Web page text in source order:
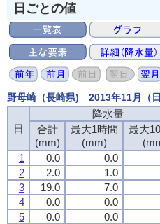
日ごとの値
野母崎（長崎県) 2013年11月（
日
降水量
合計
(mm)
最大1時間
(mm)
最大
1
0.0 0.0
2
2.0 1.0
3
19.0 7.0
4
0.0 0.0
5
0.0 0.0
日
降水量
合計
(mm)
最大1時間
(mm)
最大
1
0.0 0.0
2
2.0 1.0
3
19.0 7.0
4
0.0 0.0
5
0.0 0.0
日
降水量
合計
(mm)
最大1時間
(mm)
最大
1
0.0 0.0
2
2.0 1.0
3
19.0 7.0
4
0.0 0.0
5
0.0 0.0
日
降水量
合計
(mm)
最大1時間
(mm)
最大
1
0.0 0.0
2
2.0 1.0
3
19.0 7.0
4
0.0 0.0
5
0.0 0.0